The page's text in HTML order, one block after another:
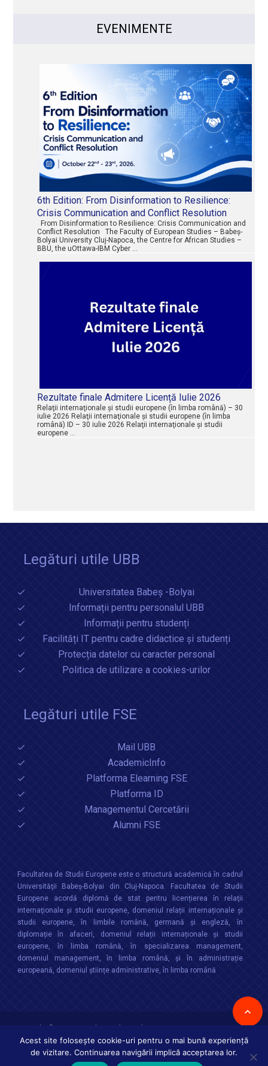
EVENIMENTE
6th Edition: From Disinformation to Resilience:
Crisis Communication and Conflict Resolution
From Disinformation to Resilience: Crisis Communication and
Conflict Resolution The Faculty of European Studies – Babeș-
Bolyai University Cluj-Napoca, the Centre for African Studies –
BBU, the uOttawa-IBM Cyber …
Rezultate finale Admitere Licență Iulie 2026
Relaţii internaţionale şi studii europene (în limba română) – 30
iulie 2026 Relaţii internaţionale şi studii europene (în limba
română) ID – 30 iulie 2026 Relaţii internaţionale şi studii
europene …
Legături utile UBB
Universitatea Babeș -Bolyai
Informații pentru personalul UBB
Informații pentru studenți
Facilități IT pentru cadre didactice și studenți
Protecția datelor cu caracter personal
Politica de utilizare a cookies-urilor
Legături utile FSE
Mail UBB
AcademicInfo
Platforma Elearning FSE
Platforma ID
Managementul Cercetării
Alumni FSE
Facultatea de Studii Europene este o structură academică în cadrul
Universităţii Babeș-Bolyai din Cluj-Napoca. Facultatea de Studii
Europene acordă diplomă de stat pentru licențierea în relaţii
internaţionale şi studii europene, domeniul relații internaționale şi
studii europene, în limbile română, germană și engleză, în
diplomație în afaceri, domeniul relații internaționale și studii
europene, în limba română, în specializarea management,
domeniul management, în limba română, și în administrație
europeană, domeniul științe administrative, în limba română
Copyright © 2026 : Facultatea de Studii Europene
Universitatea Babes-
BolyaiToate drepturile rezervate
Acest site folosește cookie-uri pentru o mai bună experiență
de vizitare. Continuarea navigării implică acceptarea lor.